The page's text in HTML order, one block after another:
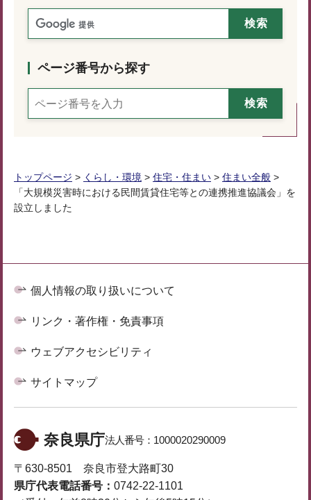
ページ番号から探す
トップページ > くらし・環境 > 住宅・住まい > 住まい全般 >
「大規模災害時における民間賃貸住宅等との連携推進協議会」を
設立しました
個人情報の取り扱いについて
リンク・著作権・免責事項
ウェブアクセシビリティ
サイトマップ
奈良県庁法人番号： 1000020290009
〒630-8501 奈良市登大路町30
県庁代表電話番号： 0742-22-1101